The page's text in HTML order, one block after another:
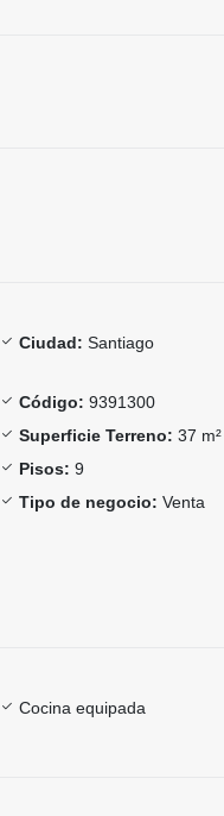
Ciudad: Santiago
Código: 9391300
Superficie Terreno: 37 m²
Pisos: 9
Tipo de negocio: Venta
Cocina equipada